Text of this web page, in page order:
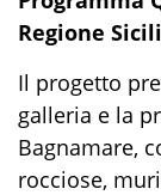
Regione
Il progetto
galleria e la
Bagnamare,
rocciose,